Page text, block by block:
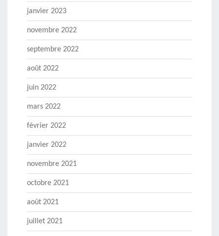
janvier 2023
novembre 2022
septembre 2022
août 2022
juin 2022
mars 2022
février 2022
janvier 2022
novembre 2021
octobre 2021
août 2021
juillet 2021